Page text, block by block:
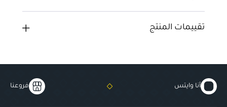
تقييمات المنتج
أنا وايتس فروعنا